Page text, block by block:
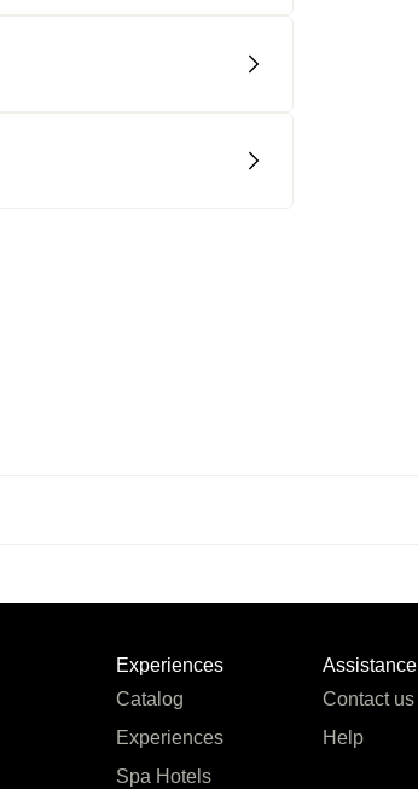
Experiences
Catalog
Experiences
Spa Hotels
Assistance
Contact us
Help